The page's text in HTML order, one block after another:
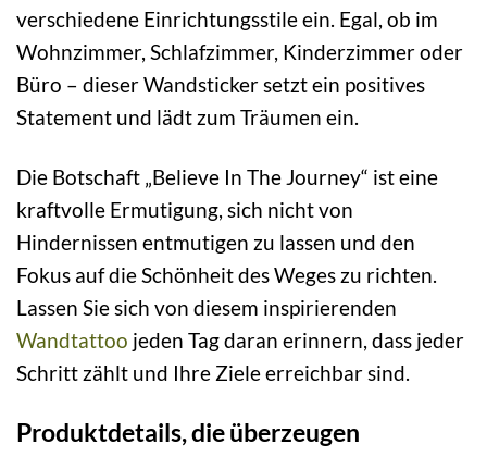
verschiedene Einrichtungsstile ein. Egal, ob im
Wohnzimmer, Schlafzimmer, Kinderzimmer oder
Büro – dieser Wandsticker setzt ein positives
Statement und lädt zum Träumen ein.
Die Botschaft „Believe In The Journey“ ist eine
kraftvolle Ermutigung, sich nicht von
Hindernissen entmutigen zu lassen und den
Fokus auf die Schönheit des Weges zu richten.
Lassen Sie sich von diesem inspirierenden
Wandtattoo jeden Tag daran erinnern, dass jeder
Schritt zählt und Ihre Ziele erreichbar sind.
Produktdetails, die überzeugen